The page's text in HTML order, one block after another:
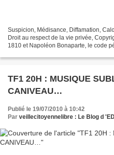
Suspicion, Médisance, Diffamation,
Droit au respect de la vie privée,
1810 et Napoléon Bonaparte, le code
TF1 20H : MUSIQUE
CANIVEAU…
Publié le 19/07/2010 à 10:42
Par veillecitoyennelibre : Le Blog d